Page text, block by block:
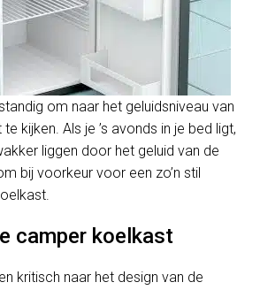
om naar het geluidsniveau van
kijken. Als je ’s avonds in je bed ligt,
liggen door het geluid van de
bij voorkeur voor een zo’n stil
camper koelkast
kritisch naar het design van de